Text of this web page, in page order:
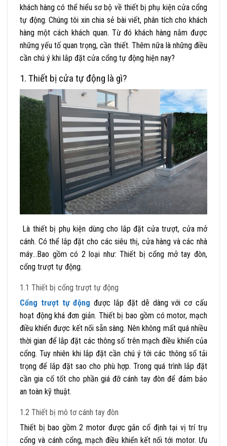
khách hàng có thể hiểu sơ bộ về thiết bị phụ kiện cửa cổng
tự động. Chúng tôi xin chia sẻ bài viết, phân tích cho khách
hàng một cách khách quan. Từ đó khách hàng nắm được
những yếu tố quan trọng, cần thiết. Thêm nữa là những điều
cần chú ý khi lắp đặt cửa cổng tự động hiện nay?
1. Thiết bị cửa tự động là gì?
Là thiết bị phụ kiện dùng cho lắp đặt cửa trượt, cửa mở
cánh. Có thể lắp đặt cho các siêu thị, cửa hàng và các nhà
máy…Bao gồm có 2 loại như: Thiết bị cổng mở tay đòn,
cổng trượt tự động.
1.1 Thiết bị cổng trượt tự động
Cổng trượt tự động được lắp đặt dễ dàng với cơ cấu
hoạt động khá đơn giản. Thiết bị bao gồm có motor, mạch
điều khiển được kết nối sẵn sàng. Nên không mất quá nhiều
thời gian để lắp đặt các thông số trên mạch điều khiển của
cổng. Tuy nhiên khi lắp đặt cần chú ý tới các thông số tải
trọng để lắp đặt sao cho phù hợp. Trong quá trình lắp đặt
cần gia cố tốt cho phần giá đỡ cánh tay đòn để đảm bảo
an toàn kỹ thuật.
1.2 Thiết bị mô tơ cánh tay đòn
Thiết bị bao gồm 2 motor được gắn cố định tại vị trí trụ
cổng và cánh cổng, mạch điều khiển kết nối tới motor. Ưu